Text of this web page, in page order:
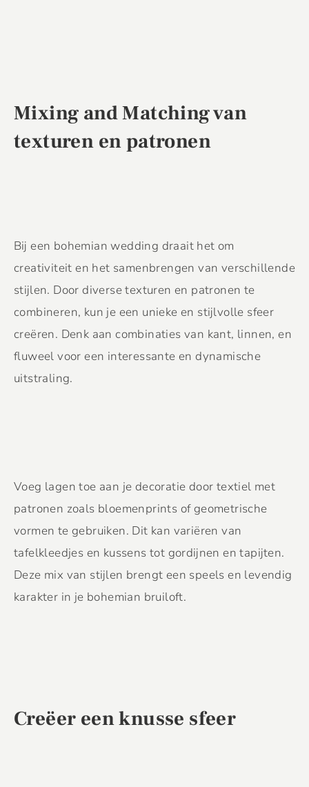
Mixing and Matching van
texturen en patronen
Bij een bohemian wedding draait het om
creativiteit en het samenbrengen van verschillende
stijlen. Door diverse texturen en patronen te
combineren, kun je een unieke en stijlvolle sfeer
creëren. Denk aan combinaties van kant, linnen, en
fluweel voor een interessante en dynamische
uitstraling.
Voeg lagen toe aan je decoratie door textiel met
patronen zoals bloemenprints of geometrische
vormen te gebruiken. Dit kan variëren van
tafelkleedjes en kussens tot gordijnen en tapijten.
Deze mix van stijlen brengt een speels en levendig
karakter in je bohemian bruiloft.
Creëer een knusse sfeer